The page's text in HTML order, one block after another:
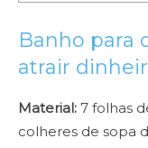
Banho para
atrair
Material: 7 folhas
colheres de sopa